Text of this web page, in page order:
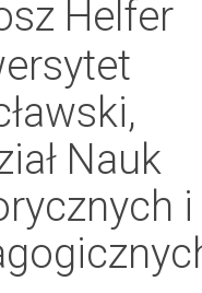
Helfer
Nauk
i